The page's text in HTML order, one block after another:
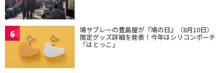
6 鳩サブレーの豊島屋が『鳩の日』（8月10日）
限定グッズ詳細を発表！今年はシリコンポーチ
「はとっこ」